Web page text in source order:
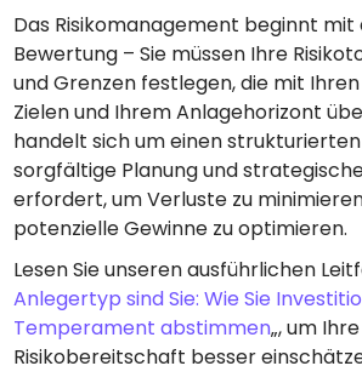
Das Risikomanagement beginnt
Bewertung – Sie müssen Ihre
und Grenzen festlegen, die mit
Zielen und Ihrem Anlagehorizont
handelt sich um einen
sorgfältige Planung und
erfordert, um Verluste zu
potenzielle Gewinne zu optimieren.
Lesen Sie unseren ausführlichen
Anlegertyp sind Sie: Wie Sie
Temperament abstimmen„, um Ihre
Risikobereitschaft besser